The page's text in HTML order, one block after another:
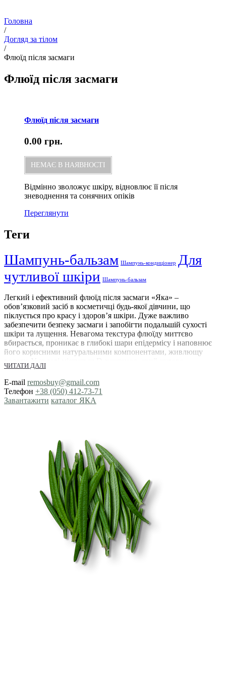
Головна
/
Догляд за тілом
/
Флюїд після засмаги
Флюїд після засмаги
Флюїд після засмаги
0.00 грн.
НЕМАЄ В НАЯВНОСТІ
Відмінно зволожує шкіру, відновлює її після
зневоднення та сонячних опіків
Переглянути
Теги
Шампунь-бальзам Шампунь-кондиціонер
Для
чутливої шкіри Шампунь-бальзам
Легкий і ефективний флюїд після засмаги «Яка» –
обов’язковий засіб в косметичці будь-якої дівчини, що
піклується про красу і здоров’я шкіри. Дуже важливо
забезпечити безпеку засмаги і запобігти подальшій сухості
шкіри та лущення. Невагома текстура флюїду миттєво
вбирається, проникає в глибокі шари епідермісу і наповнює
його корисними натуральними компонентами, живлющу
справляється з пересиханням шкіри і сонячними опіками.
Інший активний інгредієнт в складі – декспантенол, робить
епідерміс еластичним і захищеним від негативного впливу
оточуючих факторів. За відновлення водно-жирового балансу
відповідає бісаболол. Ментіллактат дарує приємне відчуття
Як флюїд після засмаги відновлює
шкіру після пляжу?
Загалом, мода на сильний загар давно минула, але багато
жінок люблять проводити час під палючим сонцем. По-перше,
це просто приємно, по-друге, поповнює нестачу вітаміну Д, а
по-третє, смуглява шкіра багатьом підходить і надає більш
здоровий і сексуальний вигляд. Необхідно пам’ятати, що в
сонячний день необхідні креми з UF- і UV-фільтрами, а після
пляжу потрібно допомогти шкірі відновитися. Адже сонце
підступно – воно є однією з причин старіння шкіри. У захисті
після засмаги допоможе такий косметичний продукт, як
ЧИТАТИ ДАЛІ
E-mail remosbuy@gmail.com
Телефон +38 (050) 412-73-71
Завантажити каталог ЯКА